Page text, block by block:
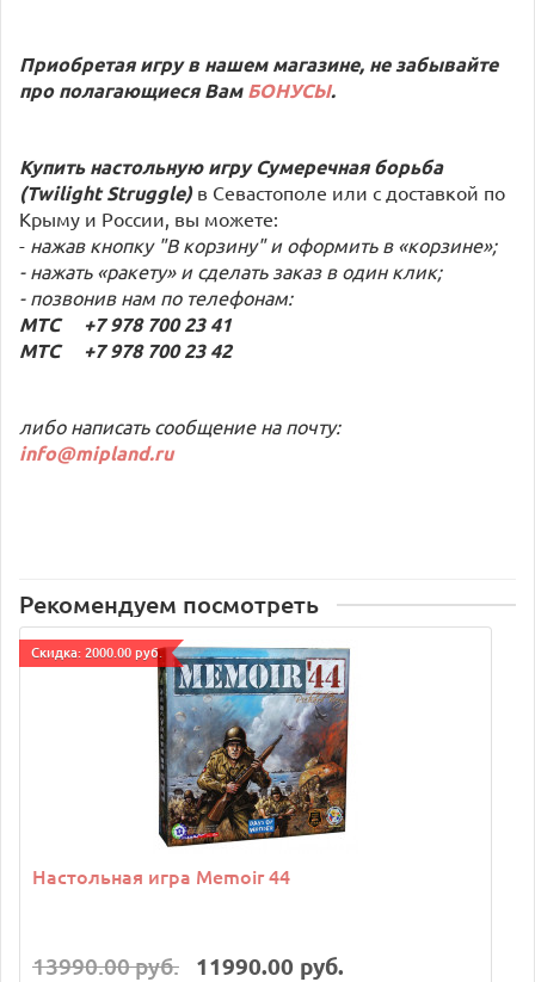
Приобретая игру в нашем магазине, не забывайте
про полагающиеся ВамБОНУСЫ.
Купить настольную игру Сумеречная борьба
(Twilight Struggle) в Севастополе или с доставкой по
Крыму и России, вы можете:
- нажав кнопку "В корзину" и оформить в «корзине»;
- нажать «ракету» и сделать заказ в один клик;
- позвонив нам по телефонам:
МТС +7 978 700 23 41
МТС +7 978 700 23 42
либо написать сообщение на почту:
info@mipland.ru
Рекомендуем посмотреть
Cкидка: 2000.00 руб.
Настольная игра Memoir 44
13990.00 руб. 11990.00 руб.